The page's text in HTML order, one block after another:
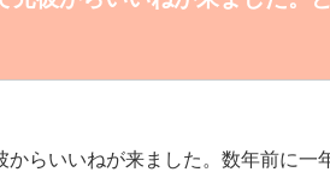
からいいねが来ました。数年前に